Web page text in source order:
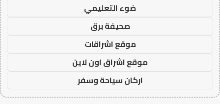
ضوء التعليمي
صحيفة برق
موقع اشراقات
موقع اشراق اون لاين
اركان سياحة وسفر